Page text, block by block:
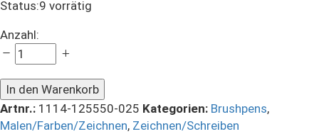
Status:9 vorrätig
Edding
1255
(5.0)
-
Flaschengrün
quantity
Anzahl:
In den Warenkorb
Artnr.: 1114-125550-025 Kategorien: Brushpens,
Malen/Farben/Zeichnen, Zeichnen/Schreiben